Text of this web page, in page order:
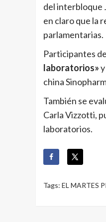
del interbloque
en claro que la
parlamentarias.
Participantes
laboratorios»
china
También se
Carla Vizzotti,
laboratorios.
Tags: EL MARTES